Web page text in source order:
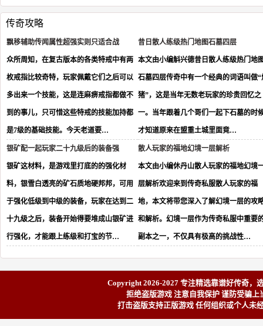
传奇攻略
飘移辅助传闻属性超强实则只适合战
众所周知，在复古版本的各类特戒中有两
枚戒指比较奇特，玩家佩戴它们之后可以
多出来一个技能，这是连麻痹戒指都做不
到的事儿，只可惜这些特戒的技能加持都
是7级的基础技能。今天老道要…
昔日散人练级热门地图石墓四层
本文由小编斛兴德昔日散人练级热门地
石墓四层传奇中有一个经典的词语叫做“
猪”，这是当年无数老玩家的珍贵回忆之
一。当年跟着几个哥们一起下石墓的时
才知道原来在盟重土城里面竟…
银矿配一起玩家二十九级后的装备强
银矿这材料，是游戏里打底的的强化材
料，银雪白透亮的矿石质地硬邦邦，可用
于强化低级到中级的装备，玩家在达到二
十九级之后，装备开始得要堆成山银矿进
行强化，才能跟上练级和打宝的节…
散人玩家的福地幻境一层解析
本文由小编休丹山散人玩家的福地幻境
层解析欢迎来到传奇私服散人玩家的福
地，本文将带您深入了解幻境一层的攻
和解析。幻境一层作为传奇私服中重要
副本之一，不仅具有极高的挑战性…
Copyright 2026-2027 专注精选靠谱好传奇，
拒绝盗版游戏 注意自我保护 谨防受骗
打击盗版支持正版游戏 任何组织或个人未